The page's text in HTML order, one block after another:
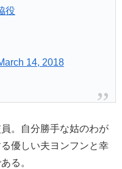
役
14, 2018
。自分勝手な姑のわが
優しい夫ヨンフンと幸
る。